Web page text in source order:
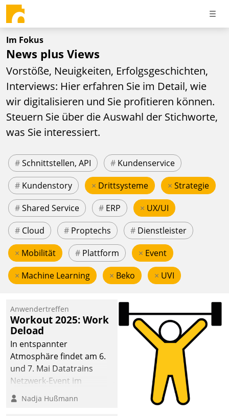
Im Fokus
News plus Views
Vorstöße, Neuigkeiten, Erfolgsgeschichten,
Interviews: Hier erfahren Sie im Detail, wie
wir digitalisieren und Sie profitieren können.
Steuern Sie über die Auswahl der Stichworte,
was Sie interessiert.
#Schnittstellen, API # Kundenservice
# Kundenstory × Drittsysteme × Strategie
#Shared Service # ERP × UX/UI
# Cloud # Proptechs # Dienstleister
× Mobilität # Plattform × Event
× Machine Learning × Beko × UVI
Anwendertreffen
Workout 2025: Work
Deload
In entspannter
Atmosphäre findet am 6.
und 7. Mai Datatrains
Netzwerk-Event im
Kunden- und Partnerkreis
statt. Zentrale Frage: Wie
Nadja Hußmann